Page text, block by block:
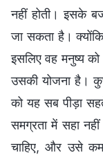
नहीं होती। इसके
जा सकता है।
इसलिए वह मनुष्य
उसकी योजना है।
को यह सब पीड़ा
समग्रता में सहा
चाहिए, और उसे